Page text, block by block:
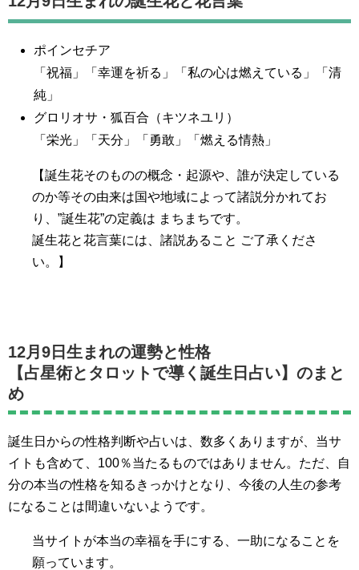
ポインセチア
「祝福」「幸運を祈る」「私の心は燃えている」「清
純」
グロリオサ・狐百合（キツネユリ）
「栄光」「天分」「勇敢」「燃える情熱」
【誕生花そのものの概念・起源や、誰が決定している
のか等その由来は国や地域によって諸説分かれてお
り、”誕生花”の定義は まちまちです。
誕生花と花言葉には、諸説あること ご了承くださ
い。】
12月9日生まれの運勢と性格
【占星術とタロットで導く誕生日占い】のまと
め
誕生日からの性格判断や占いは、数多くありますが、当サ
イトも含めて、100％当たるものではありません。ただ、自
分の本当の性格を知るきっかけとなり、今後の人生の参考
になることは間違いないようです。
当サイトが本当の幸福を手にする、一助になることを
願っています。